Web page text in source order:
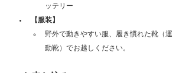
ッテリー
【服装】
野外で動きやすい服、履き慣れた靴（運
動靴）でお越しください。